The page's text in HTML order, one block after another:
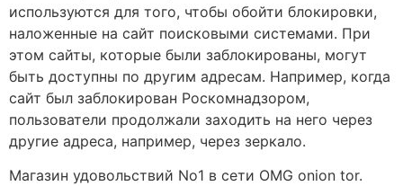
используются для того, чтобы обойти блокировки,
наложенные на сайт поисковыми системами. При
этом сайты, которые были заблокированы, могут
быть доступны по другим адресам. Например, когда
сайт был заблокирован Роскомнадзором,
пользователи продолжали заходить на него через
другие адреса, например, через зеркало.
Магазин удовольствий No1 в сети OMG onion tor.